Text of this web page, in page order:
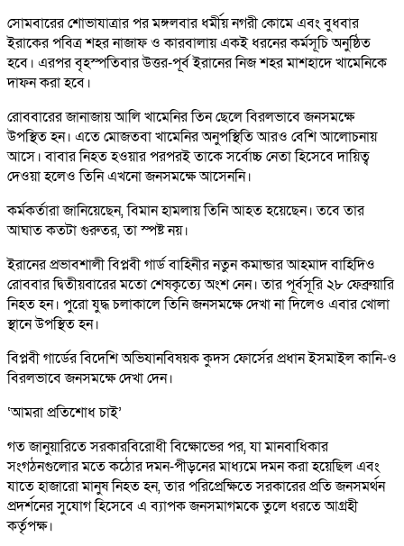
সোমবারের শোভাযাত্রার পর মঙ্গলবার ধর্মীয় নগরী কোমে এবং বুধবার
ইরাকের পবিত্র শহর নাজাফ ও কারবালায় একই ধরনের কর্মসূচি অনুষ্ঠিত
হবে। এরপর বৃহস্পতিবার উত্তর-পূর্ব ইরানের নিজ শহর মাশহাদে খামেনিকে
দাফন করা হবে।
রোববারের জানাজায় আলি খামেনির তিন ছেলে বিরলভাবে জনসমক্ষে
উপস্থিত হন। এতে মোজতবা খামেনির অনুপস্থিতি আরও বেশি আলোচনায়
আসে। বাবার নিহত হওয়ার পরপরই তাকে সর্বোচ্চ নেতা হিসেবে দায়িত্ব
দেওয়া হলেও তিনি এখনো জনসমক্ষে আসেননি।
কর্মকর্তারা জানিয়েছেন, বিমান হামলায় তিনি আহত হয়েছেন। তবে তার
আঘাত কতটা গুরুতর, তা স্পষ্ট নয়।
ইরানের প্রভাবশালী বিপ্লবী গার্ড বাহিনীর নতুন কমান্ডার আহমাদ বাহিদিও
রোববার দ্বিতীয়বারের মতো শেষকৃত্যে অংশ নেন। তার পূর্বসূরি ২৮ ফেব্রুয়ারি
নিহত হন। পুরো যুদ্ধ চলাকালে তিনি জনসমক্ষে দেখা না দিলেও এবার খোলা
স্থানে উপস্থিত হন।
বিপ্লবী গার্ডের বিদেশি অভিযানবিষয়ক কুদস ফোর্সের প্রধান ইসমাইল কানি-ও
বিরলভাবে জনসমক্ষে দেখা দেন।
‘আমরা প্রতিশোধ চাই’
গত জানুয়ারিতে সরকারবিরোধী বিক্ষোভের পর, যা মানবাধিকার
সংগঠনগুলোর মতে কঠোর দমন-পীড়নের মাধ্যমে দমন করা হয়েছিল এবং
যাতে হাজারো মানুষ নিহত হন, তার পরিপ্রেক্ষিতে সরকারের প্রতি জনসমর্থন
প্রদর্শনের সুযোগ হিসেবে এ ব্যাপক জনসমাগমকে তুলে ধরতে আগ্রহী
কর্তৃপক্ষ।